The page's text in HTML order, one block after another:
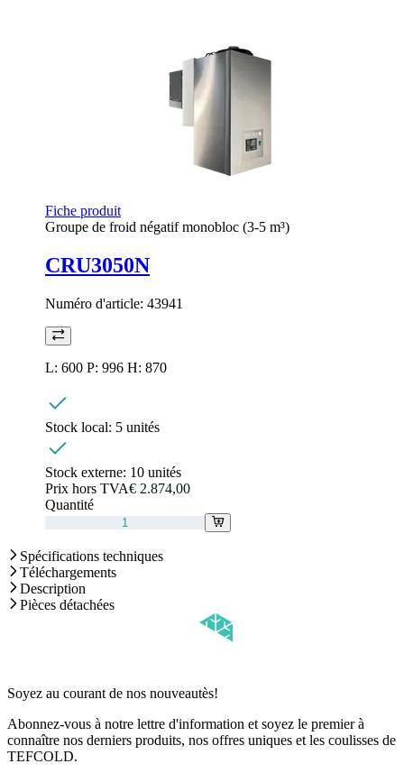
Fiche produit
Groupe de froid négatif monobloc (3-5 m³)
CRU3050N
Numéro d'article: 43941
L: 600 P: 996 H: 870
Stock local: 5 unités
Stock externe: 10 unités
Prix hors TVA€ 2.874,00
Quantité
Spécifications techniques
Téléchargements
Description
Pièces détachées
Soyez au courant de nos nouveautès!
Abonnez-vous à notre lettre d'information et soyez le premier à
connaître nos derniers produits, nos offres uniques et les coulisses de
TEFCOLD.